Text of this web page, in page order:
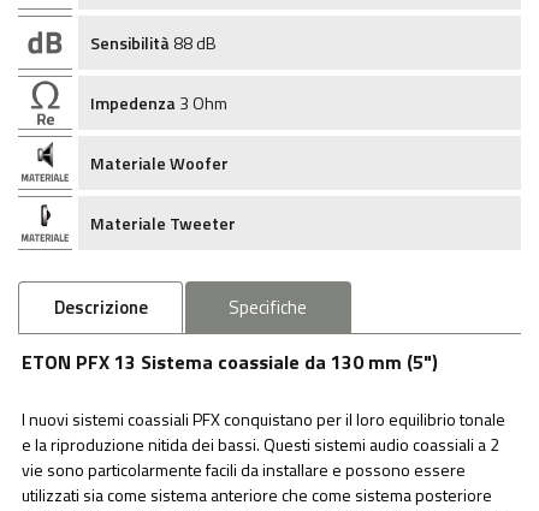
Sensibilità88 dB
Impedenza3 Ohm
Materiale Woofer
Materiale Tweeter
Descrizione Specifiche
ETON PFX 13 Sistema coassiale da 130 mm (5")
I nuovi sistemi coassiali PFX conquistano per il loro equilibrio tonale
e la riproduzione nitida dei bassi. Questi sistemi audio coassiali a 2
vie sono particolarmente facili da installare e possono essere
utilizzati sia come sistema anteriore che come sistema posteriore